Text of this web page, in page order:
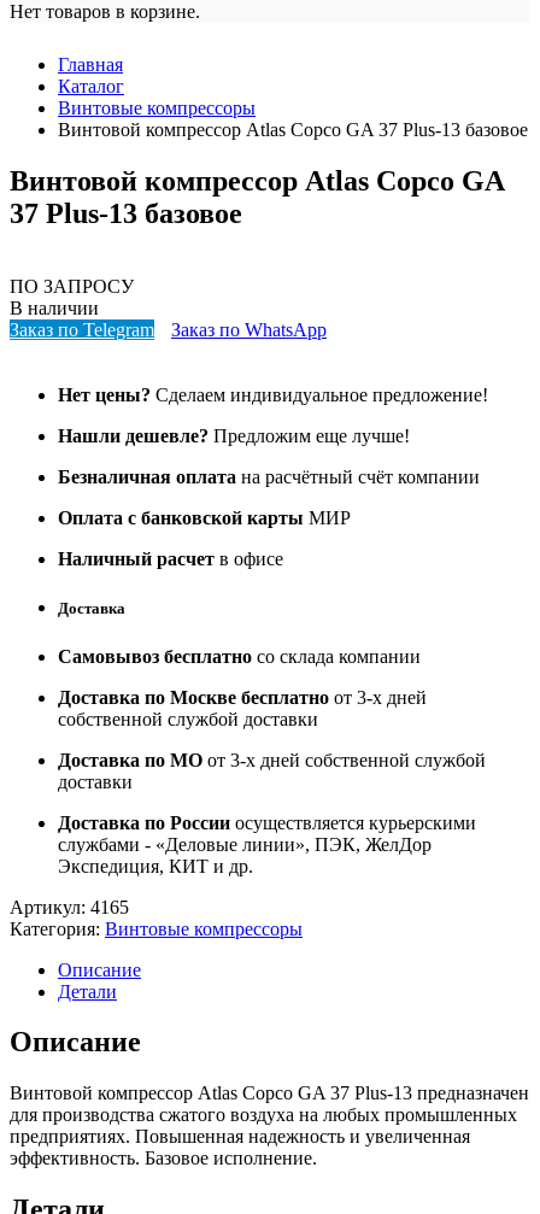
Нет товаров в корзине.
Главная
Каталог
Винтовые компрессоры
Винтовой компрессор Atlas Copco GA 37 Plus-13 базовое
Винтовой компрессор Atlas Copco GA
37 Plus-13 базовое
ПО ЗАПРОСУ
В наличии
Заказ по Telegram
Заказ по WhatsApp
Нет цены? Сделаем индивидуальное предложение!
Нашли дешевле? Предложим еще лучше!
Безналичная оплата на расчётный счёт компании
Оплата с банковской карты МИР
Наличный расчет в офисе
Доставка
Самовывоз бесплатно со склада компании
Доставка по Москве бесплатно от 3-х дней
собственной службой доставки
Доставка по МО от 3-х дней собственной службой
доставки
Доставка по России осуществляется курьерскими
службами - «Деловые линии», ПЭК, ЖелДор
Экспедиция, КИТ и др.
Артикул: 4165
Категория: Винтовые компрессоры
Описание
Детали
Описание
Винтовой компрессор Atlas Copco GA 37 Plus-13 предназначен
для производства сжатого воздуха на любых промышленных
предприятиях. Повышенная надежность и увеличенная
эффективность. Базовое исполнение.